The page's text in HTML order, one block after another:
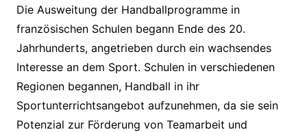
Die Ausweitung der Handballprogramme in
französischen Schulen begann Ende des 20.
Jahrhunderts, angetrieben durch ein wachsendes
Interesse an dem Sport. Schulen in verschiedenen
Regionen begannen, Handball in ihr
Sportunterrichtsangebot aufzunehmen, da sie sein
Potenzial zur Förderung von Teamarbeit und